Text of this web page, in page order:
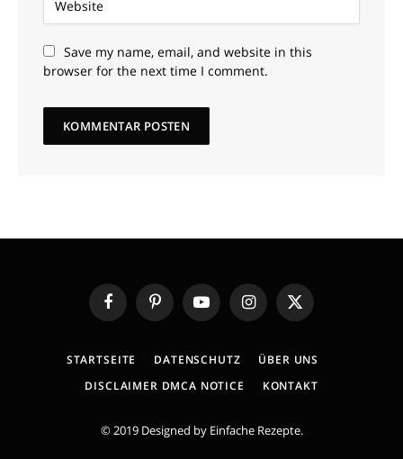
Save my name, email, and website in this
browser for the next time I comment.
FacebookPinterestYouTubeInstagram
X
(Twitter)
STARTSEITE DATENSCHUTZ
ÜBER UNS
DISCLAIMER DMCA NOTICE
KONTAKT
© 2019 Designed by Einfache Rezepte.